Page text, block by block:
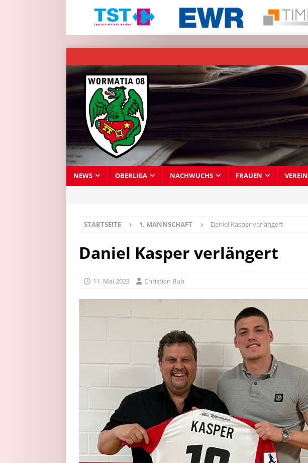
NEWS OBERLIGA NACHWUCHS FRAUEN VEREIN
STARTSEITE 1. MANNSCHAFT Daniel Kasper verlängert
Daniel Kasper verlängert
11. Mai 2023 Christian Bub